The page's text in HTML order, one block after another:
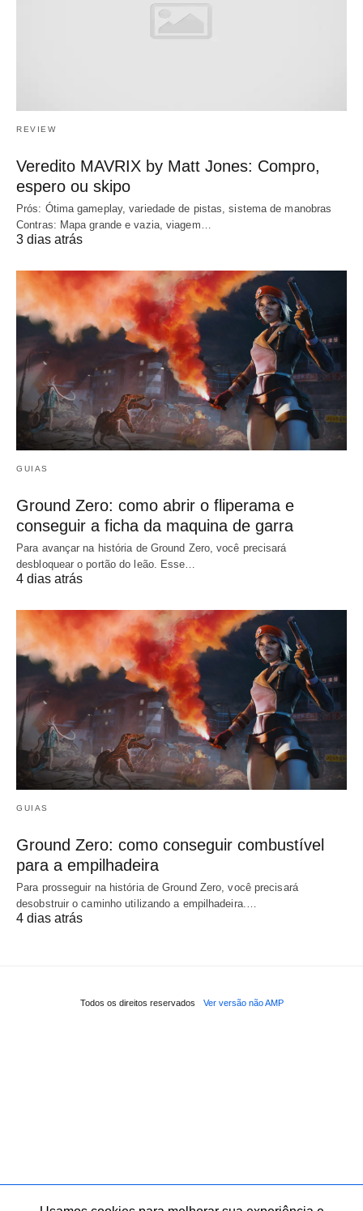
REVIEW
Veredito MAVRIX by Matt Jones: Compro,
espero ou skipo
Prós: Ótima gameplay, variedade de pistas, sistema de manobras
Contras: Mapa grande e vazia, viagem…
3 dias atrás
GUIAS
Ground Zero: como abrir o fliperama e
conseguir a ficha da maquina de garra
Para avançar na história de Ground Zero, você precisará
desbloquear o portão do leão. Esse…
4 dias atrás
GUIAS
Ground Zero: como conseguir combustível
para a empilhadeira
Para prosseguir na história de Ground Zero, você precisará
desobstruir o caminho utilizando a empilhadeira.…
4 dias atrás
Todos os direitos reservados Ver versão não AMP